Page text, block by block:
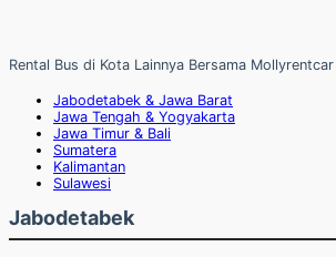
Rental Bus di Kota Lainnya Bersama Mollyrentcar
Jabodetabek & Jawa Barat
Jawa Tengah & Yogyakarta
Jawa Timur & Bali
Sumatera
Kalimantan
Sulawesi
Jabodetabek